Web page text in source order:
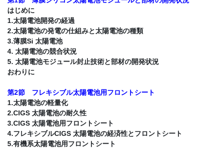
はじめに
1.太陽電池開発の経過
2.太陽電池の発電の仕組みと太陽電池の種類
3.薄膜Si 太陽電池
4. 太陽電池の競合状況
5. 太陽電池モジュール封止技術と部材の開発状況
おわりに
第2節 フレキシブル太陽電池用フロントシート
1.太陽電池の軽量化
2.CIGS 太陽電池の耐久性
3.CIGS 太陽電池用フロントシート
4.フレキシブルCIGS 太陽電池の経済性とフロントシート
5.有機系太陽電池用フロントシート